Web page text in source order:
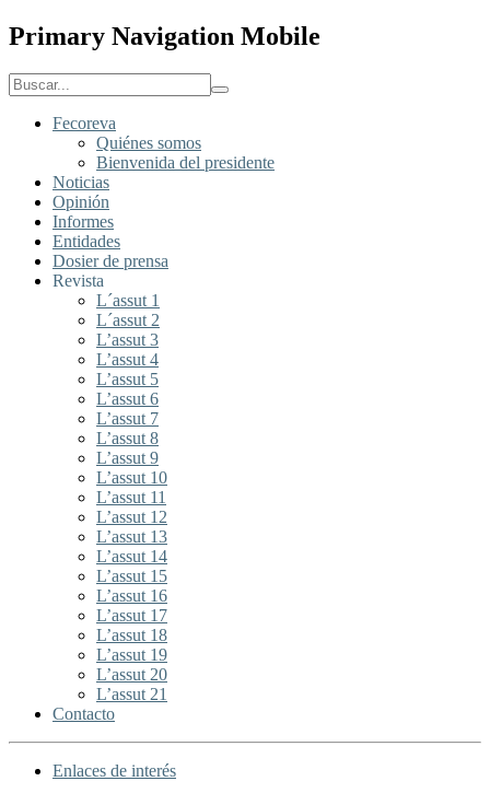
Primary Navigation Mobile
Fecoreva
Quiénes somos
Bienvenida del presidente
Noticias
Opinión
Informes
Entidades
Dosier de prensa
Revista
L´assut 1
L´assut 2
L’assut 3
L’assut 4
L’assut 5
L’assut 6
L’assut 7
L’assut 8
L’assut 9
L’assut 10
L’assut 11
L’assut 12
L’assut 13
L’assut 14
L’assut 15
L’assut 16
L’assut 17
L’assut 18
L’assut 19
L’assut 20
L’assut 21
Contacto
Enlaces de interés